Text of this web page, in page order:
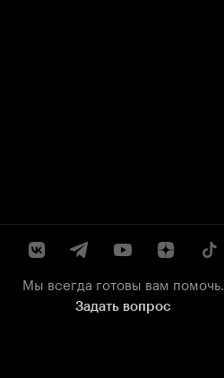
Мы всегда готовы вам помочь.
Задать вопрос